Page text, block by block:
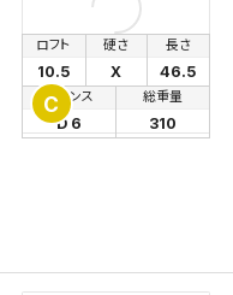
C
ロフト
10.5
硬さ
X
長さ
46.5
バランス
D 6
総重量
310